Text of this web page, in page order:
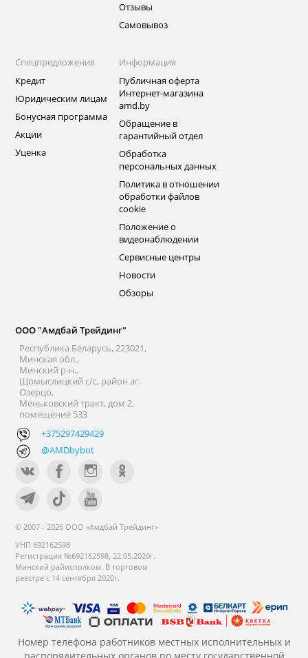
Отзывы
Самовывоз
Спецпредложения
Кредит
Юридическим лицам
Бонусная программа
Акции
Уценка
Информация
Публичная оферта
Интернет-магазина
amd.by
Обращение в
гарантийный отдел
Обработка
персональных данных
Политика в отношении
обработки файлов
cookie
Положение о
видеонаблюдении
Сервисные центры
Новости
Обзоры
ООО "Амдбай Трейдинг"
Республика Беларусь, 223021,
Минская обл.,
Минский р-н.,
Щомыслицкий с/с, район аг.
Озерцо,
Меньковский тракт, дом 2,
помещение 533
+375297429429
@AMDbybot
© 2007 - 2026 ООО «Амдбай Трейдинг»
УНП 692162598
Регистрация №692162598, 22.05.2020г.
Минский райисполком. В торговом
реестре с 14 сентября 2020г.
Номер телефона работников местных исполнительных и